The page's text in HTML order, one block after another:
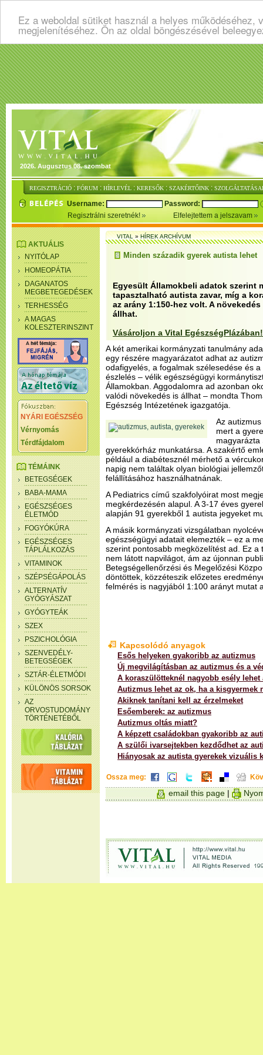
Ez a weboldal sütiket használ a helyes
megjelenítéséhez. Ön az oldal böngészésével
2026. Augusztus 08. szombat
REGISZTRÁCIÓ : FÓRUM : HÍRLEVÉL : KERESŐK : SZAKÉRTŐINK :
Username:
Password:
Regisztrálni szeretnék!
Elfelejtettem a jelszavam
AKTUÁLIS
NYITÓLAP
HOMEOPÁTIA
DAGANATOS
MEGBETEGEDÉSEK
TERHESSÉG
A MAGAS
KOLESZTERINSZINT
NYÁRI EGÉSZSÉG
Vérnyomás
Térdfájdalom
TÉMÁINK
BETEGSÉGEK
BABA-MAMA
EGÉSZSÉGES
ÉLETMÓD
FOGYÓKÚRA
EGÉSZSÉGES
TÁPLÁLKOZÁS
VITAMINOK
SZÉPSÉGÁPOLÁS
ALTERNATÍV
GYÓGYÁSZAT
GYÓGYTEÁK
SZEX
PSZICHOLÓGIA
SZENVEDÉLY-
BETEGSÉGEK
SZTÁR-ÉLETMÓDI
KÜLÖNÖS SORSOK
AZ
ORVOSTUDOMÁNY
TÖRTÉNETÉBŐL
VITAL»HÍREK ARCHÍVUM
Minden századik gyerek autista lehet
Egyesült Államokbeli adatok szerint
tapasztalható autista zavar, míg a
az arány 1:150-hez volt. A
állhat.
Vásároljon a Vital EgészségPlázában!
A két amerikai kormányzati tanulmány
egy részére magyarázatot adhat az
odafigyelés, a fogalmak szélesedése és
észlelés – vélik egészségügyi
Államokban. Aggodalomra ad azonban
valódi növekedés is állhat – mondta
Egészség Intézetének igazgatója.
Az
mert a
magyarázta
gyerekkórház munkatársa. A szakértő
például a diabétesznél mérhető a
napig nem találtak olyan biológiai
felállításához használhatnának.
A Pediatrics című szakfolyóirat most
megkérdezésén alapul. A 3-17 éves
alapján 91 gyerekből 1 autista jegyeket
A másik kormányzati vizsgálatban
egészségügyi adatait elemezték – ez a
szerint pontosabb megközelítést ad. Ez a
nem látott napvilágot, ám az újonnan
Betegségellenőrzési és Megelőzési
döntöttek, közzéteszik előzetes
felmérés is nagyjából 1:100 arányt mutat
Kapcsolódó anyagok
Esős helyeken gyakoribb az autizmus
Új megvilágításban az autizmus és a
A koraszülötteknél nagyobb esély lehet
Autizmus lehet az ok, ha a kisgyermek
Akiknek tanítani kell az érzelmeket
Esőemberek: az autizmus
Autizmus oltás miatt?
A képzett családokban gyakoribb az
A szülői ivarsejtekben kezdődhet az
Hiányosak az autista gyerekek vizuális
Ossza meg:
email this page |